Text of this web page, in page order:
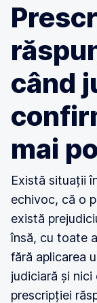
când
mai
Există situații
echivoc, că o
există
însă, cu toate
fără aplicarea
judiciară și
prescripției